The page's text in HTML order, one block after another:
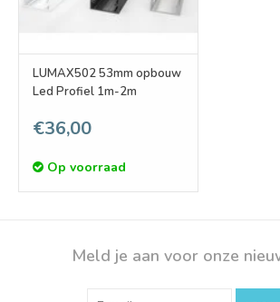
LUMAX502 53mm opbouw
Led Profiel 1m-2m
€36,00
Op voorraad
Meld je aan voor onze